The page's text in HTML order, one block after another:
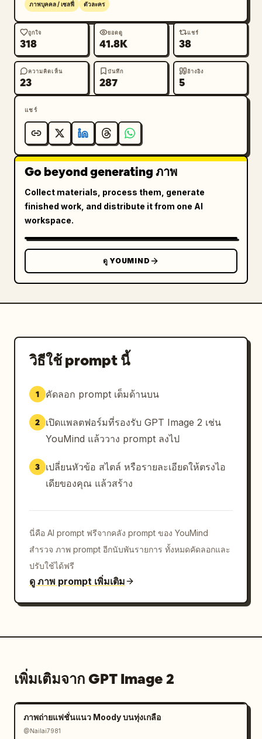
ภาพบุคคล / เซลฟี่ ตัวละคร
ถูกใจ
318
ยอดดู
41.8K
แชร์
38
ความคิดเห็น
23
บันทึก
287
อ้างอิง
5
แชร์
Go beyond generating ภาพ
Collect materials, process them, generate
finished work, and distribute it from one AI
workspace.
ดู YOUMIND
วิธีใช้ prompt นี้
1 คัดลอก prompt เต็มด้านบน
2
เปิดแพลตฟอร์มที่รองรับ GPT Image 2 เช่น
YouMind แล้ววาง prompt ลงไป
3
เปลี่ยนหัวข้อ สไตล์ หรือรายละเอียดให้ตรงไอ
เดียของคุณ แล้วสร้าง
นี่คือ AI prompt ฟรีจากคลัง prompt ของ YouMind
สำรวจ ภาพ prompt อีกนับพันรายการ ทั้งหมดคัดลอกและ
ปรับใช้ได้ฟรี
ดู ภาพ prompt เพิ่มเติม
เพิ่มเติมจาก GPT Image 2
ภาพถ่ายแฟชั่นแนว Moody บนทุ่งเกลือ
@Nailai7981